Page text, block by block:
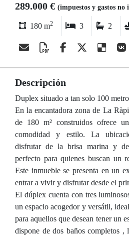
289.000 € (impuestos y gastos no
180 m2 3 2
Descripción
Duplex situado a tan solo 100
En la encantadora zona de La
de 180 m² construidos ofrece
comodidad y estilo. La
disfrutar de la brisa marina y
perfecto para quienes buscan un
Este inmueble se presenta en un
entrar a vivir y disfrutar desde el
El dúplex cuenta con tres
un espacio acogedor y versátil,
para aquellos que desean tener un
dispone de dos baños completos ,